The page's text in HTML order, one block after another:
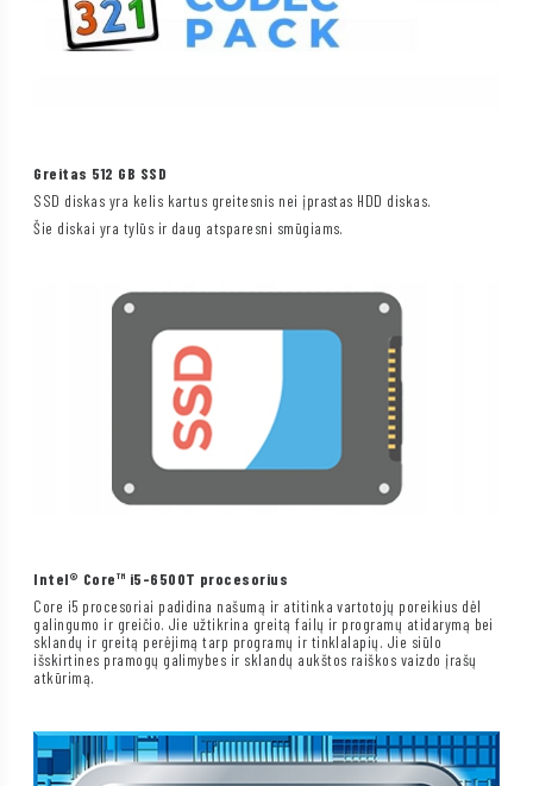
Greitas 512 GB SSD
SSD diskas yra kelis kartus greitesnis nei įprastas HDD diskas.
Šie diskai yra tylūs ir daug atsparesni smūgiams.
Intel® Core™ i5-6500T procesorius
Core i5 procesoriai padidina našumą ir atitinka vartotojų poreikius dėl
galingumo ir greičio. Jie užtikrina greitą failų ir programų atidarymą bei
sklandų ir greitą perėjimą tarp programų ir tinklalapių. Jie siūlo
išskirtines pramogų galimybes ir sklandų aukštos raiškos vaizdo įrašų
atkūrimą.